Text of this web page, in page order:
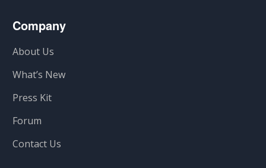
Company
About Us
What’s New
Press Kit
Forum
Contact Us